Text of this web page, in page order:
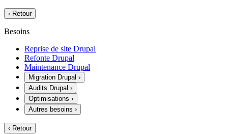
‹ Retour
Besoins
Reprise de site Drupal
Refonte Drupal
Maintenance Drupal
Migration Drupal ›
Audits Drupal ›
Optimisations ›
Autres besoins ›
‹ Retour